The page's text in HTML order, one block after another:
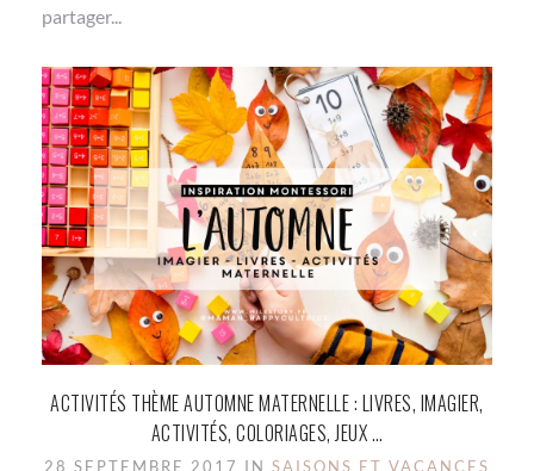
partager...
ACTIVITÉS THÈME AUTOMNE MATERNELLE : LIVRES, IMAGIER,
ACTIVITÉS, COLORIAGES, JEUX …
28 SEPTEMBRE 2017 IN SAISONS ET VACANCES